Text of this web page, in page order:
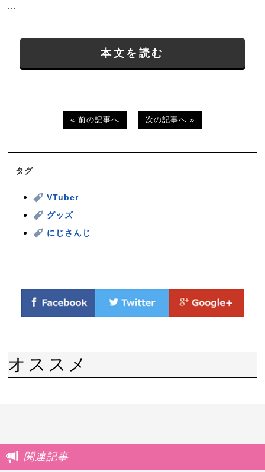
...
本文を読む
« 前の記事へ 次の記事へ »
タグ
VTuber
グッズ
にじさんじ
オススメ
関連記事